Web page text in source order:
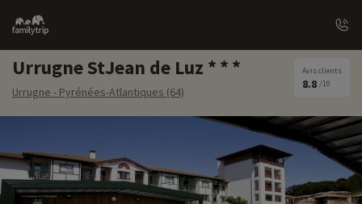
Family
trip
Urrugne StJean de Luz
Urrugne - Pyrénées-Atlantiques (64)
Avis clients
8.8 /10